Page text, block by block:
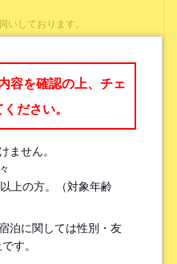
しております。
容を確認の上、チェ
ださい。
ません。
上の方。（対象年齢
泊に関しては性別・友
す。